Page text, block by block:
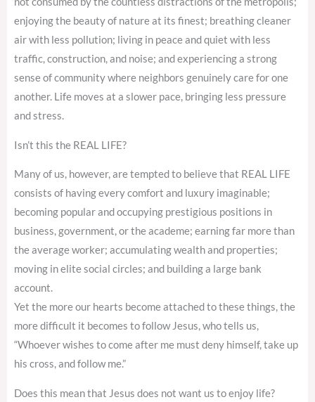
enjoying the beauty of nature at its finest; breathing cleaner
air with less pollution; living in peace and quiet with less
traffic, construction, and noise; and experiencing a strong
sense of community where neighbors genuinely care for one
another. Life moves at a slower pace, bringing less pressure
and stress.
Isn’t this the REAL LIFE?
Many of us, however, are tempted to believe that REAL LIFE
consists of having every comfort and luxury imaginable;
becoming popular and occupying prestigious positions in
business, government, or the academe; earning far more than
the average worker; accumulating wealth and properties;
moving in elite social circles; and building a large bank
account.
Yet the more our hearts become attached to these things, the
more difficult it becomes to follow Jesus, who tells us,
“Whoever wishes to come after me must deny himself, take up
his cross, and follow me.”
Does this mean that Jesus does not want us to enjoy life?